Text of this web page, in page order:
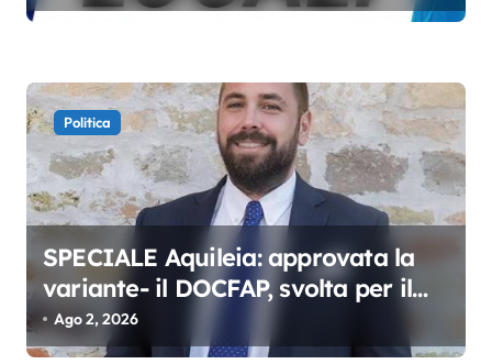
Politica
SPECIALE Aquileia: approvata la
variante- il DOCFAP, svolta per il
futuro della città
Ago 2, 2026